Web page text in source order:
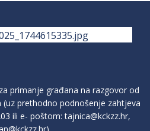
primanje građana na razgovor od
(uz prethodno podnošenje zahtjeva
ili e- poštom:tajnica@kckzz.hr,